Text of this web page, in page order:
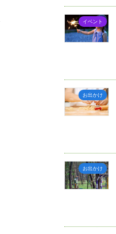
イベント
お出かけ
お出かけ